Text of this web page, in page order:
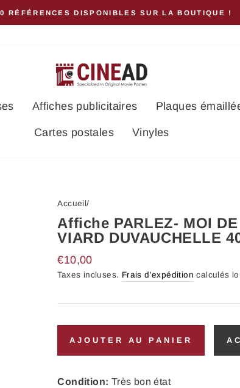
RÉFÉRENCES DISPONIBLES SUR LA BOUTIQUE !
Affiches publicitaires Plaques
Cartes postales Vinyles
Accueil/
Affiche PARLEZ- MOI
VIARD DUVAUCHELLE
Prix
régulier
€10,00
Taxes incluses. Frais d'expédition calculés
AJOUTER AU PANIER
Condition: Très bon état